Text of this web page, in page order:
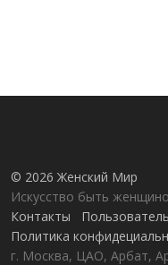
© 2026 Женский Мир
Искусство быть
Контакты
Политика
г. Москва, ЦАО, Арбат,